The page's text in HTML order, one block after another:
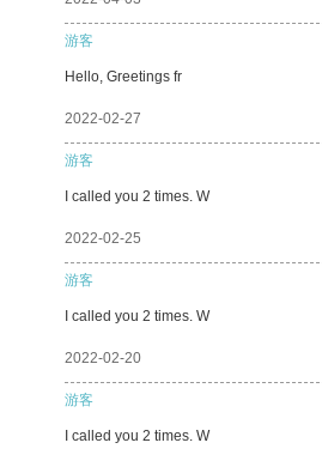
游客
Hello, Greetings fr
2022-02-27
游客
I called you 2 times. W
2022-02-25
游客
I called you 2 times. W
2022-02-20
游客
I called you 2 times. W